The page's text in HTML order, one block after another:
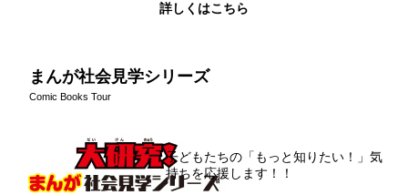
詳しくはこちら
まんが社会見学シリーズ
Comic Books Tour
子どもたちの「もっと知りたい！」気
持ちを応援します！！